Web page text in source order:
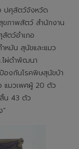
ปศุสัตว์จังหวัด
ขภาพสัตว์ สำนักงาน
ตว์อำเภอ
หมัน สุนัขและแมว
ไผ่ดำพัฒนา
องกันโรคพิษสุนัขบ้า
แมวเพศผู้ 20 ตัว
น 43 ตัว